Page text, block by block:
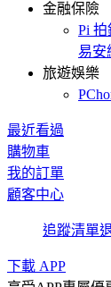
金融保險
Pi 拍
易安
旅遊娛樂
最近看過
購物車
我的訂單
顧客中心
追蹤清單
下載 APP